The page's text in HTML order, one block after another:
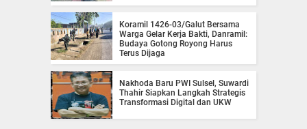
Koramil 1426-03/Galut Bersama
Warga Gelar Kerja Bakti, Danramil:
Budaya Gotong Royong Harus
Terus Dijaga
Nakhoda Baru PWI Sulsel, Suwardi
Thahir Siapkan Langkah Strategis
Transformasi Digital dan UKW